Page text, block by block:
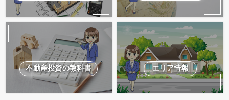
不動産投資の教科書 エリア情報